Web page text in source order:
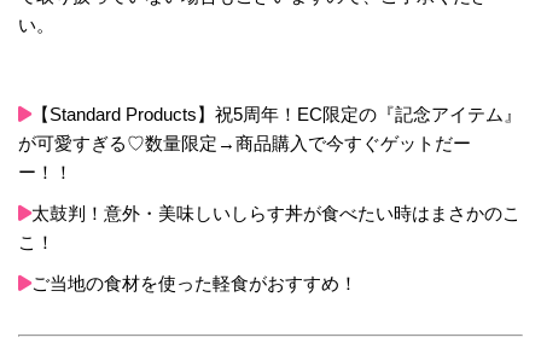
い。
【Standard Products】祝5周年！EC限定の『記念アイテム』
が可愛すぎる♡数量限定→商品購入で今すぐゲットだー
ー！！
太鼓判！意外・美味しいしらす丼が食べたい時はまさかのこ
こ！
ご当地の食材を使った軽食がおすすめ！